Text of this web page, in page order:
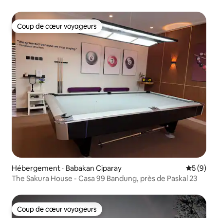
Coup de cœur voyageurs
Coup de cœur voyageurs
Hébergement ⋅ Babakan Ciparay
5 (9)
The Sakura House - Casa 99 Bandung, près de Paskal 23
Coup de cœur voyageurs
Coup de cœur voyageurs